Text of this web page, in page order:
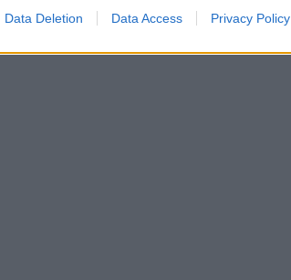
Data Deletion Data Access Privacy Policy